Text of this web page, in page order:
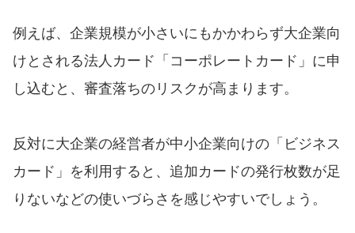
例えば、企業規模が小さいにもかかわらず大企業向
けとされる法人カード「コーポレートカード」に申
し込むと、審査落ちのリスクが高まります。
反対に大企業の経営者が中小企業向けの「ビジネス
カード」を利用すると、追加カードの発行枚数が足
りないなどの使いづらさを感じやすいでしょう。